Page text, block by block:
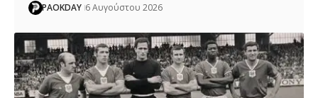
PAOKDAY 6 Αυγούστου 2026